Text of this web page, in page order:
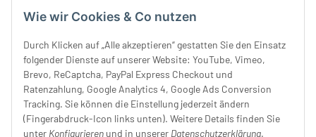
Wie wir Cookies & Co nutzen
Durch Klicken auf „Alle akzeptieren“ gestatten Sie den Einsatz
folgender Dienste auf unserer Website: YouTube, Vimeo,
Brevo, ReCaptcha, PayPal Express Checkout und
Ratenzahlung, Google Analytics 4, Google Ads Conversion
Tracking. Sie können die Einstellung jederzeit ändern
(Fingerabdruck-Icon links unten). Weitere Details finden Sie
unter Konfigurieren und in unserer Datenschutzerklärung.
Donnerstag:
10 - 18 Uhr
Samstag:
10 - 14 Uhr
Unser Service
Rechtliches